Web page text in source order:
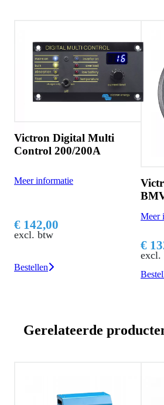
Victron Batterij monitor
Bestellen
€
excl.
Gerelateerde